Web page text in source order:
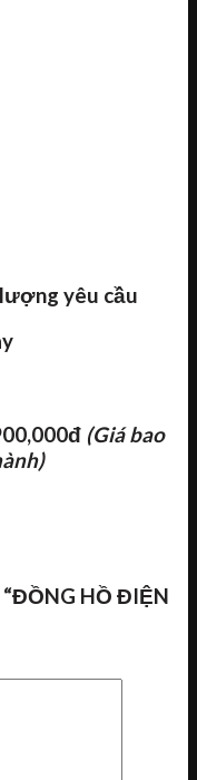
yêu cầu
(Giá bao
HỒ ĐIỆN